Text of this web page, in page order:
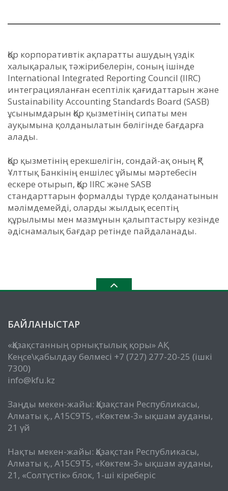
Қор корпоративтік ақпаратты ашудың үздік
халықаралық тәжірибелерін, соның ішінде
International Integrated Reporting Council (IIRC)
интеграцияланған есептілік қағидаттарын және
Sustainability Accounting Standards Board (SASB)
ұсынымдарын Қор қызметінің сипаты мен
ауқымына қолданылатын бөлігінде бағдарға
алады.
Қор қызметінің ерекшелігін, сондай-ақ оның ҚР
Ұлттық Банкінің еншілес ұйымы мәртебесін
ескере отырып, Қор IIRC және SASB
стандарттарын формалды түрде қолданатынын
мәлімдемейді, оларды жылдық есептің
құрылымы мен мазмұнын қалыптастыру кезінде
әдіснамалық бағдар ретінде пайдаланады.
БАЙЛАНЫСТАР
«Қазақстанның орнықтылық қоры» АҚ
Кеңсе\қабылдау бөлмесі +7 (727) 277-20-25 (ішкі
7300)
info@kfu.kz
Заңды мекен-жайы: Қазақстан Республикасы,
Алматы қ., A15C9T5, «Көктем-3» ықшам ауданы,
21 үй
Нақты мекен-жайы: Қазақстан Республикасы,
Алматы қ., A15C9T5, «Көктем-3» ықшам ауданы,
21, «Солтүстік» блок, 1-ші кіреберіс